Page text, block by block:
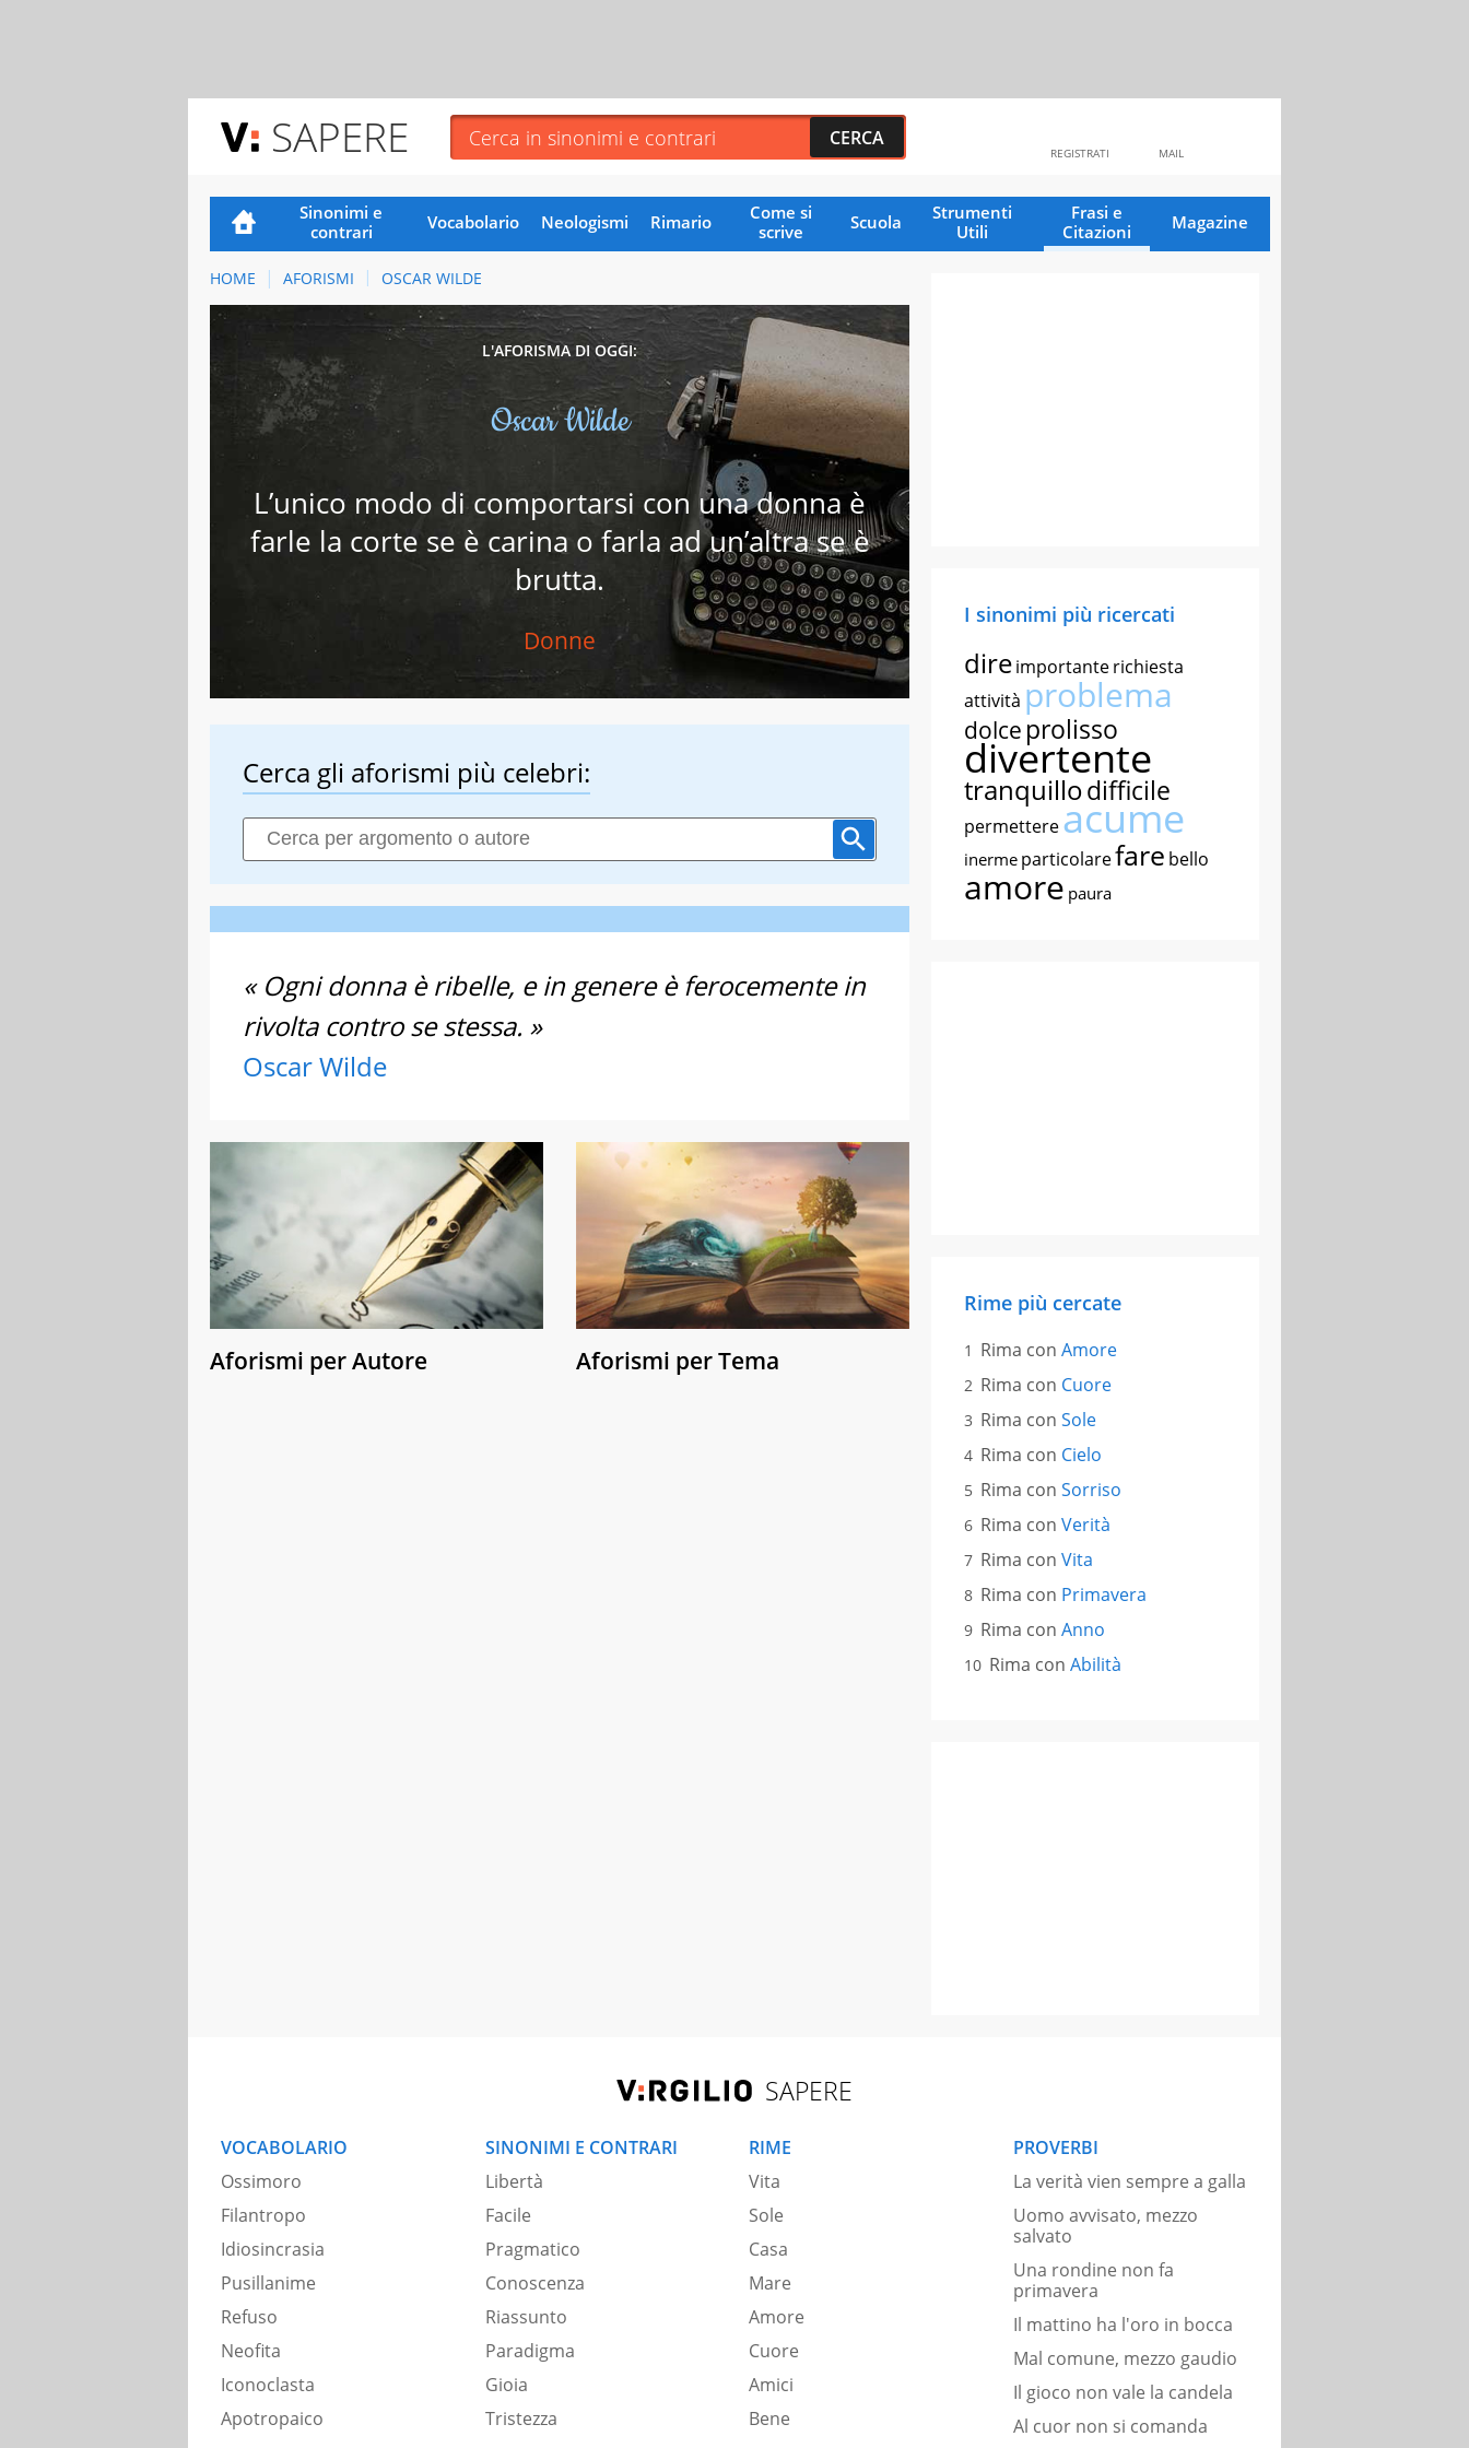
SAPERE MAIL
REGISTRATI
Sinonimi e
contrari
Vocabolario Neologismi Rimario
Come si
scrive
Scuola
Strumenti
Utili
Frasi e
Citazioni
Magazine
HOME AFORISMI OSCAR WILDE
L'AFORISMA DI OGGI:
Oscar Wilde
L’unico modo di comportarsi con una donna è
farle la corte se è carina o farla ad un’altra se è
brutta.
Donne
Cerca gli aforismi più celebri:
« Ogni donna è ribelle, e in genere è ferocemente in
rivolta contro se stessa. »
Oscar Wilde
Aforismi per Autore Aforismi per Tema
I sinonimi più ricercati
direimportanterichiesta
attività problema
dolce prolisso
divertente
tranquillodifficile
permettereacume
inerme particolarefare bello
amore paura
Rime più cercate
Rima con Amore
Rima con Cuore
Rima con Sole
Rima con Cielo
Rima con Sorriso
Rima con Verità
Rima con Vita
Rima con Primavera
Rima con Anno
Rima con Abilità
SAPERE
VOCABOLARIO
Ossimoro
Filantropo
Idiosincrasia
Pusillanime
Refuso
Neofita
Iconoclasta
Apotropaico
SINONIMI E CONTRARI
Libertà
Facile
Pragmatico
Conoscenza
Riassunto
Paradigma
Gioia
Tristezza
RIME
Vita
Sole
Casa
Mare
Amore
Cuore
Amici
Bene
PROVERBI
La verità vien sempre a galla
Uomo avvisato, mezzo
salvato
Una rondine non fa
primavera
Il mattino ha l'oro in bocca
Mal comune, mezzo gaudio
Il gioco non vale la candela
Al cuor non si comanda